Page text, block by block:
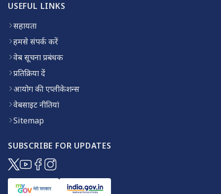
USEFUL LINKS
सहायता
हमसे संपर्क करें
वेब सूचना प्रबंधक
प्रतिक्रिया दें
आयोग की एप्लीकेशन्स
वेबसाइट नीतियां
Sitemap
SUBSCRIBE FOR UPDATES
(opens in new window)
(opens in new window)
(opens in new window)
(opens in new window)